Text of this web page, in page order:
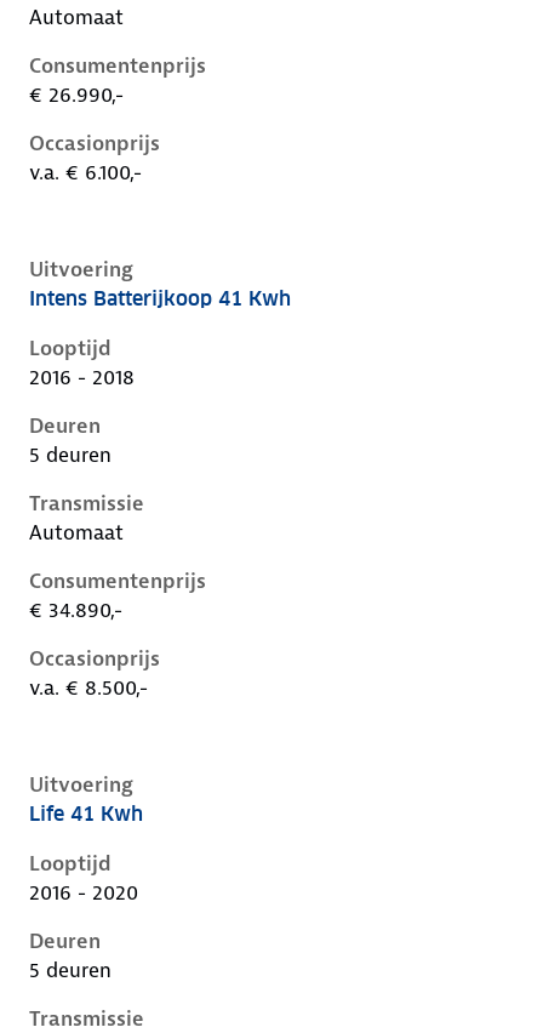
Automaat
Consumentenprijs
€ 26.990,-
Occasionprijs
v.a. € 6.100,-
Uitvoering
Renault Zoe i, 41 kwh, 68 kW, Elektrisch, 5 deuren
Intens Batterijkoop 41 Kwh
Looptijd
2016 - 2018
Deuren
5 deuren
Transmissie
Automaat
Consumentenprijs
€ 34.890,-
Occasionprijs
v.a. € 8.500,-
Uitvoering
Renault Zoe i, 41 kwh, 68 kW, Elektrisch, 5 deuren
Life 41 Kwh
Looptijd
2016 - 2020
Deuren
5 deuren
Transmissie